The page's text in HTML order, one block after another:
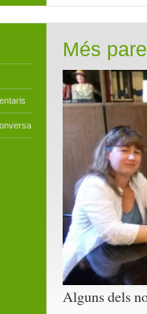
Més
Alguns dels